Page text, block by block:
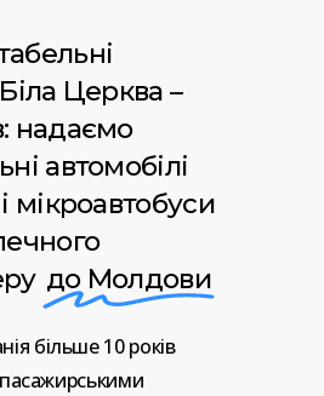
Церква –
надаємо
автомобілі
мікроавтобуси
до Молдови
більше10років
пасажирськими